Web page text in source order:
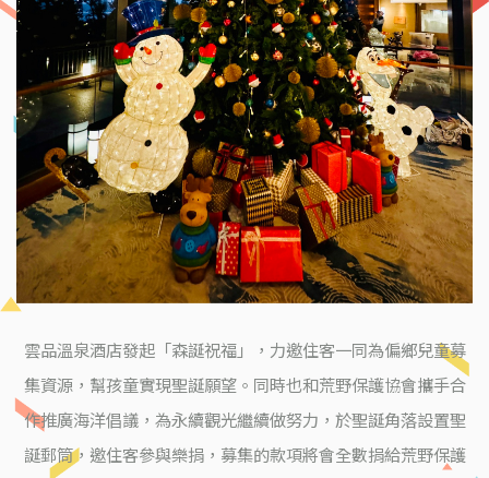
雲品溫泉酒店發起「森誕祝福」，力邀住客一同為偏鄉兒童募
集資源，幫孩童實現聖誕願望。同時也和荒野保護協會攜手合
作推廣海洋倡議，為永續觀光繼續做努力，於聖誕角落設置聖
誕郵筒，邀住客參與樂捐，募集的款項將會全數捐給荒野保護